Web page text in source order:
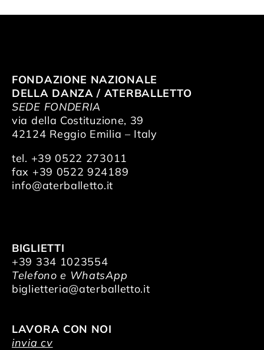
FONDAZIONE NAZIONALE
DELLA DANZA / ATERBALLETTO
SEDE FONDERIA
via della Costituzione, 39
42124 Reggio Emilia – Italy
tel. +39 0522 273011
fax +39 0522 924189
info@aterballetto.it
BIGLIETTI
+39 334 1023554
Telefono e WhatsApp
biglietteria@aterballetto.it
LAVORA CON NOI
invia cv